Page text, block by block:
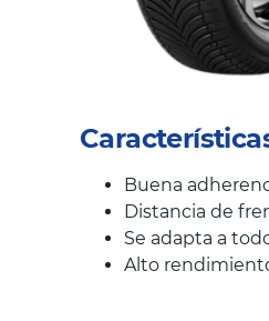
Buena
Distancia de
Se adapta a
Alto